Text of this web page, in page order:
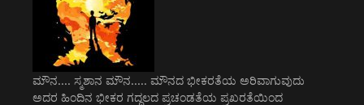
ಮೌನ.... ಸ್ಮಶಾನ ಮೌನ..... ಮೌನದ ಭೀಕರತೆಯ ಅರಿವಾಗುವುದು
ಅದರ ಹಿಂದಿನ ಭೀಕರ ಗದ್ದಲದ ಪ್ರಚಂಡತೆಯ ಪ್ರಖರತೆಯಿಂದ